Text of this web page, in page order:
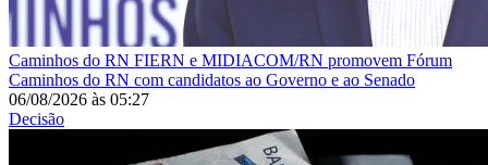
Caminhos do RN FIERN e MIDIACOM/RN promovem Fórum
Caminhos do RN com candidatos ao Governo e ao Senado
06/08/2026 às 05:27
Decisão